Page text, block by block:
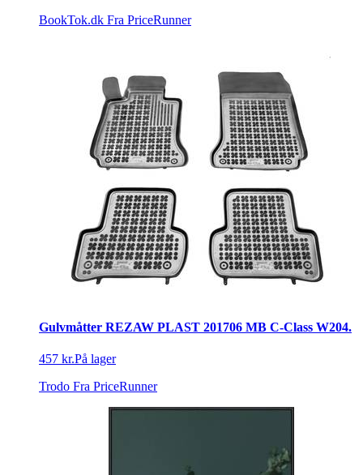
BookTok.dk Fra PriceRunner
Gulvmåtter REZAW PLAST 201706 MB C-Class W204.
457 kr.På lager
Trodo Fra PriceRunner